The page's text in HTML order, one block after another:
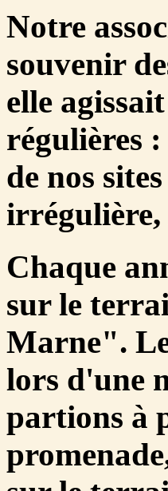
Notre
souvenir
elle
régulières
de nos
irrégulière,
Chaque
sur le
Marne".
lors d'une
partions à